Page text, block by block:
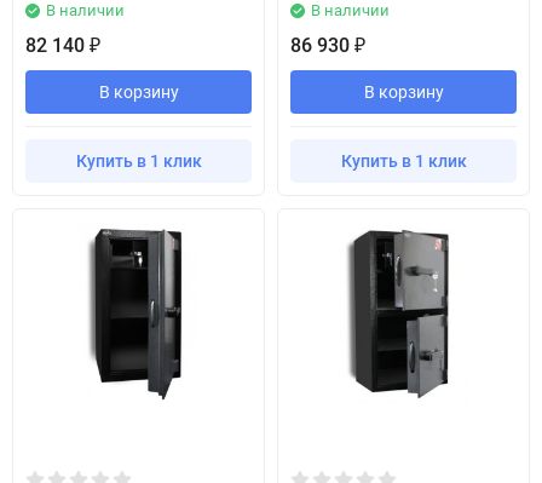
В наличии
82 140 ₽
В корзину
Купить в 1 клик
В наличии
86 930 ₽
В корзину
Купить в 1 клик